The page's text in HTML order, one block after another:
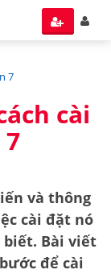
7
cài
và thông
cài đặt nó
biết. Bài viết
để cài